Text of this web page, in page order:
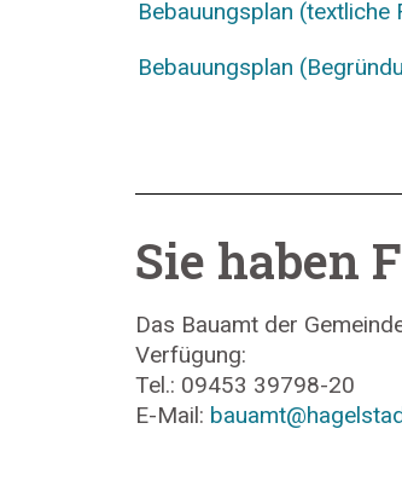
Bebauungsplan (textliche
Bebauungsplan
Sie haben
Das Bauamt der
Verfügung:
Tel.: 09453 39798-20
E-Mail: